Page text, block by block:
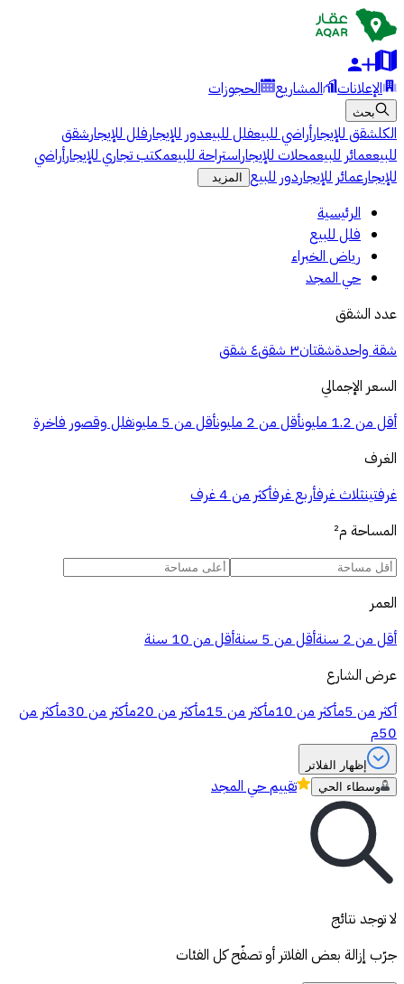
الإعلانات المشاريع الحجوزات
بحث
الكلشقق للإيجارأراضي للبيعفلل للبيعدور للإيجارفلل للإيجارشقق
للبيععمائر للبيعمحلات للإيجاراستراحة للبيعمكتب تجاري للإيجارأراضي
للإيجارعمائر للإيجاردور للبيع المزيد
الرئيسية
فلل للبيع
رياض الخبراء
حي المجد
عدد الشقق
شقة واحدةشقتان٣ شقق
٤ شقق
السعر الإجمالي
أقل من 1.2 مليون
أقل من 2 مليون أقل من 5 مليون
فلل وقصور فاخرة
الغرف
غرفتينثلاث غرفأربع غرفأكثر من 4 غرف
المساحة م²
العمر
أقل من 2 سنة
أقل من 5 سنة
أقل من 10 سنة
عرض الشارع
أكثر من 5م
أكثر من 10م أكثر من 15م أكثر من 20م أكثر من 30م
أكثر من
50م
إظهار الفلاتر
وسطاء الحي
تقييمحي المجد
لا توجد نتائج
جرّب إزالة بعض الفلاتر أو تصفّح كل الفئات